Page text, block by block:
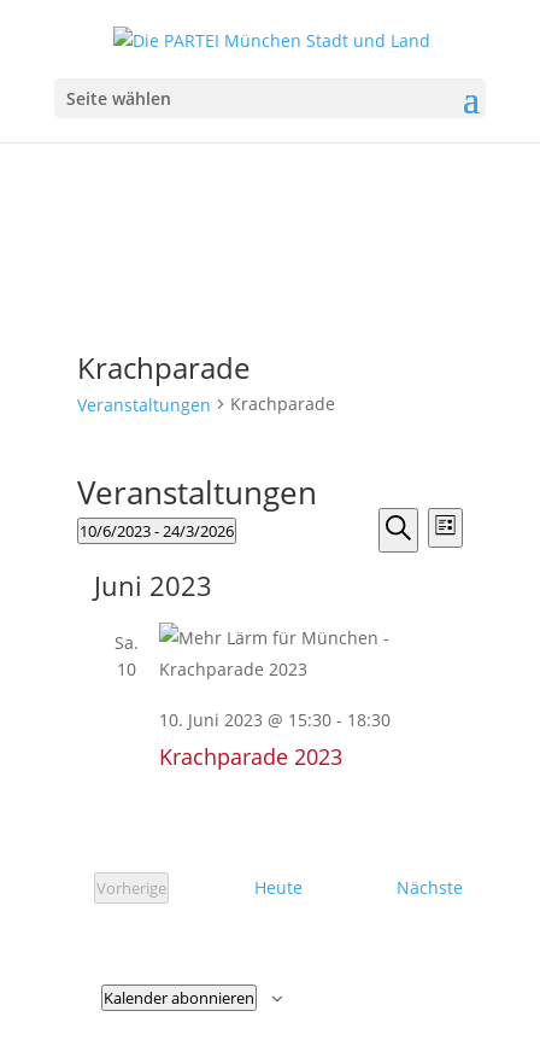
Seite wählen
Krachparade
Veranstaltungen Krachparade
Veranstaltungen
Suche
Navigation
Suche
Liste
10/6/2023 - 24/3/2026
wählen.
Juni 2023
Sa.
10
Krachparade 2023
10. Juni 2023 @ 15:30 - 18:30
Vorherige
Veranstaltungen
Heute Nächste
Kalender abonnieren